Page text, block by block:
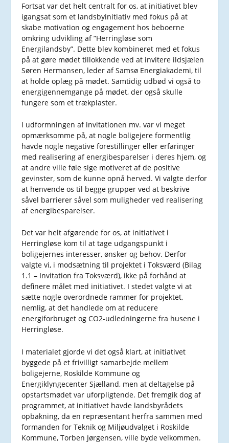
Fortsat var det helt centralt for os, at initiativet blev
igangsat som et landsbyinitiativ med fokus på at
skabe motivation og engagement hos beboerne
omkring udvikling af ”Herringløse som
Energilandsby”. Dette blev kombineret med et fokus
på at gøre mødet tillokkende ved at invitere ildsjælen
Søren Hermansen, leder af Samsø Energiakademi, til
at holde oplæg på mødet. Samtidig udbød vi også to
energigennemgange på mødet, der også skulle
fungere som et trækplaster.
I udformningen af invitationen mv. var vi meget
opmærksomme på, at nogle boligejere formentlig
havde nogle negative forestillinger eller erfaringer
med realisering af energibesparelser i deres hjem, og
at andre ville føle sige motiveret af de positive
gevinster, som de kunne opnå herved. Vi valgte derfor
at henvende os til begge grupper ved at beskrive
såvel barrierer såvel som muligheder ved realisering
af energibesparelser.
Det var helt afgørende for os, at initiativet i
Herringløse kom til at tage udgangspunkt i
boligejernes interesser, ønsker og behov. Derfor
valgte vi, i modsætning til projektet i Toksværd (Bilag
1.1 – Invitation fra Toksværd), ikke på forhånd at
definere målet med initiativet. I stedet valgte vi at
sætte nogle overordnede rammer for projektet,
nemlig, at det handlede om at reducere
energiforbruget og CO2-udledningerne fra husene i
Herringløse.
I materialet gjorde vi det også klart, at initiativet
byggede på et frivilligt samarbejde mellem
boligejerne, Roskilde Kommune og
Energiklyngecenter Sjælland, men at deltagelse på
opstartsmødet var uforpligtende. Det fremgik dog af
programmet, at initiativet havde landsbyrådets
opbakning, da en repræsentant herfra sammen med
formanden for Teknik og Miljøudvalget i Roskilde
Kommune, Torben Jørgensen, ville byde velkommen.